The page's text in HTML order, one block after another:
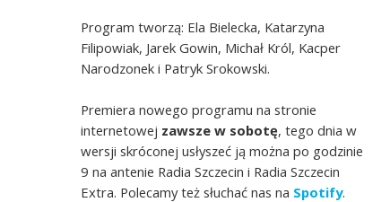
Program tworzą: Ela Bielecka, Katarzyna
Filipowiak, Jarek Gowin, Michał Król, Kacper
Narodzonek i Patryk Srokowski.
Premiera nowego programu na stronie
internetowej zawsze w sobotę, tego dnia w
wersji skróconej usłyszeć ją można po godzinie
9 na antenie Radia Szczecin i Radia Szczecin
Extra. Polecamy też słuchać nas na Spotify.